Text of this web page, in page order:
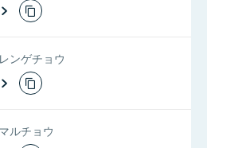
ンゲチョウ
ルチョウ